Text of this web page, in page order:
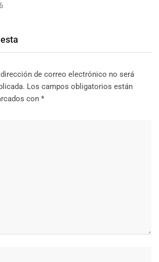
de correo electrónico no será
Los campos obligatorios están
con *